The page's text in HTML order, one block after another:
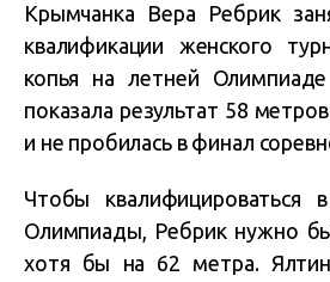
Крымчанка Вера Ребрик
квалификации женского
копья на летней
показала результат 58
и не пробилась в финал
Чтобы квалифицироваться
Олимпиады, Ребрик нужно
хотя бы на 62 метра.